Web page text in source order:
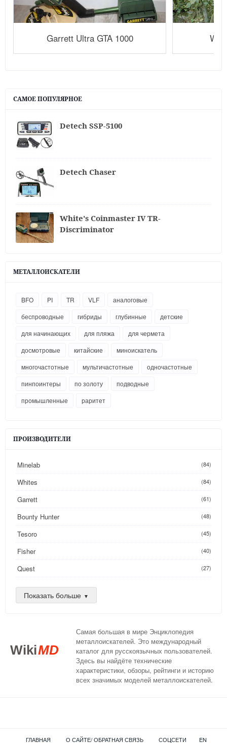
Garrett Ultra GTA 1000
САМОЕ ПОПУЛЯРНОЕ
Detech SSP-5100
Detech Chaser
White's Coinmaster IV TR-
Discriminator
МЕТАЛЛОИСКАТЕЛИ
BFO PI TR VLF
аналоговые
беспроводные
гибриды глубинные
детские
для начинающих
для пляжа
для чермета
досмотровые
китайские
миноискатель
многочастотные
мультичастотные
одночастотные
пинпоинтеры
по золоту
подводные
промышленные
раритет
ПРОИЗВОДИТЕЛИ
Minelab (84)
Whites (84)
Garrett (61)
Bounty Hunter (48)
Tesoro (45)
Fisher (40)
Quest (27)
Golden Mask
Nokta
XP (14)
(13)
(8)
Показать больше
WikiMD
Самая большая в мире Энциклопедия
металлоискателей. Это международный
каталог для русскоязычных пользователей.
Здесь вы найдёте технические
характеристики, обзоры, рейтинги и историю
всех значимых моделей металлоискателей.
ГЛАВНАЯ О САЙТЕ/ ОБРАТНАЯ СВЯЗЬ СОЦСЕТИ EN